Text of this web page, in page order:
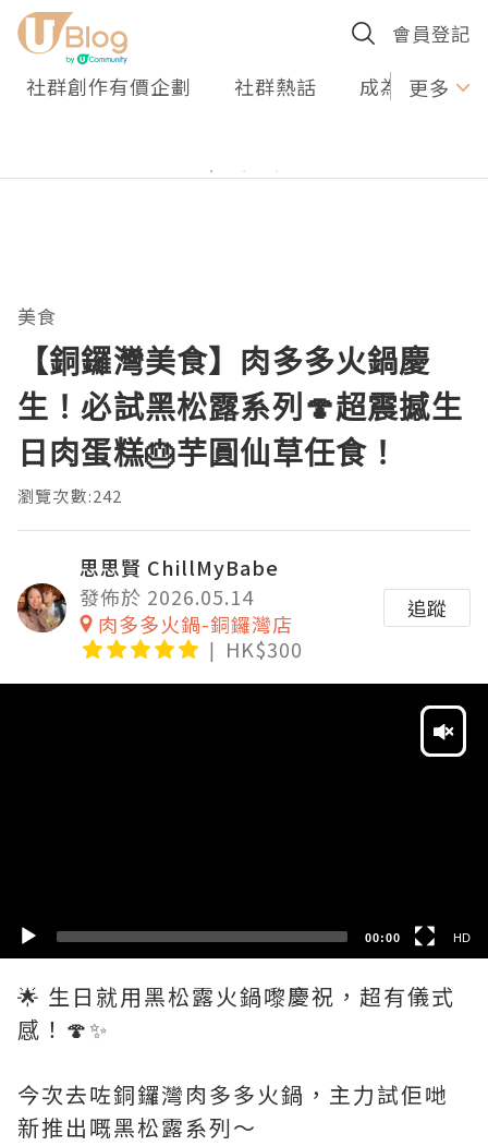
會員登記
社群創作有價企劃 社群熱話 成為U更多
美食
【銅鑼灣美食】肉多多火鍋慶
生！必試黑松露系列🍄超震撼生
日肉蛋糕🎂芋圓仙草任食！
瀏覽次數:242
思思賢 ChillMyBabe
發佈於 2026.05.14
肉多多火鍋-銅鑼灣店
HK$300
追蹤
00:00 HD
🌟 生日就用黑松露火鍋嚟慶祝，超有儀式
感！🍄✨
今次去咗銅鑼灣肉多多火鍋，主力試佢哋
新推出嘅黑松露系列～